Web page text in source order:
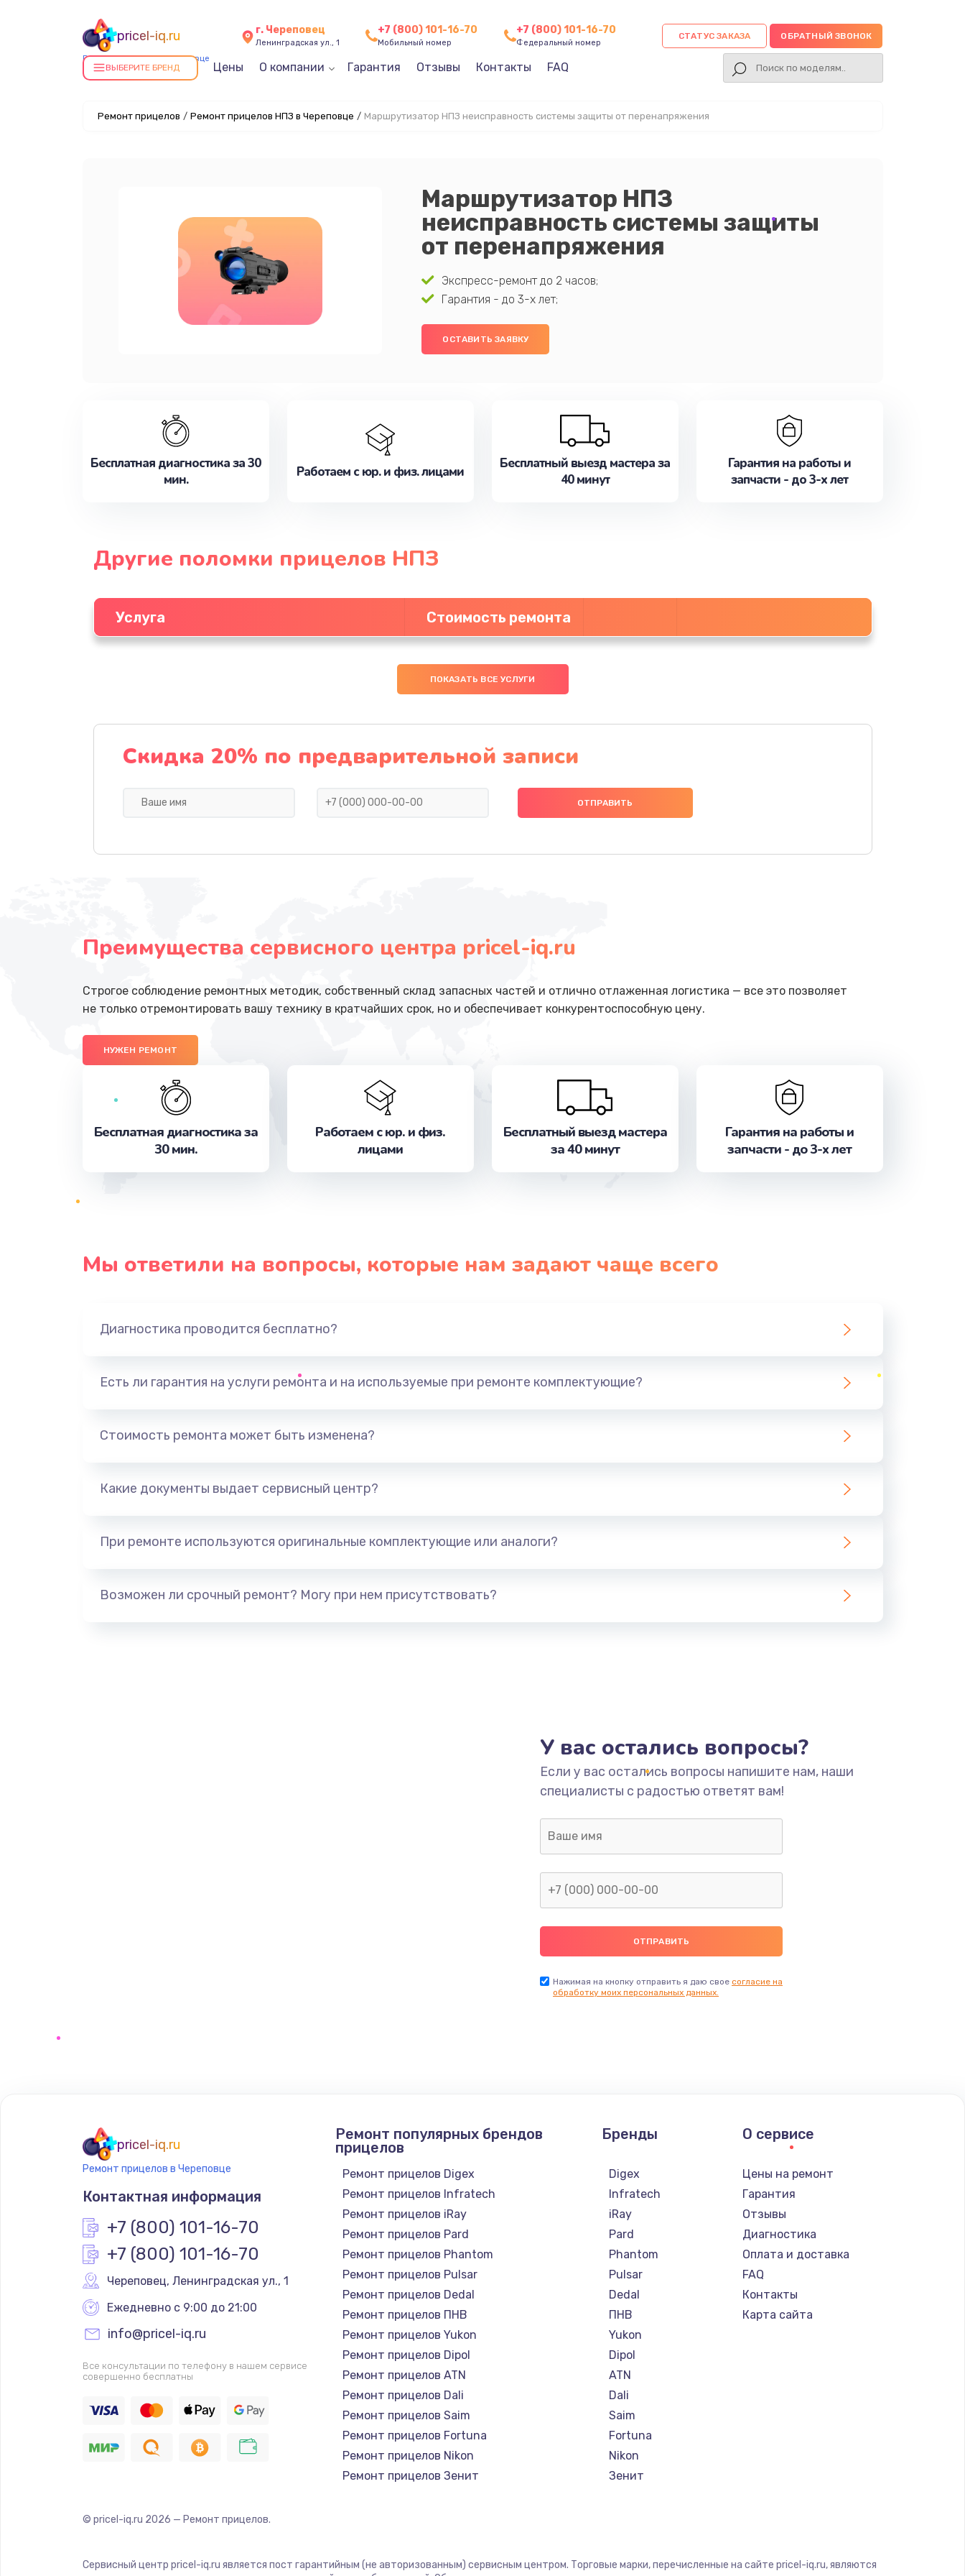
pricel-iq.ru
Ремонт прицелов в Череповце
г. Череповец
Ленинградская ул., 1
+7 (800) 101-16-70
Мобильный номер
+7 (800) 101-16-70
Федеральный номер
СТАТУС ЗАКАЗА ОБРАТНЫЙ ЗВОНОК
ВЫБЕРИТЕ БРЕНД Цены О компании Гарантия Отзывы Контакты FAQ
Ремонт прицелов / Ремонт прицелов НПЗ в Череповце / Маршрутизатор НПЗ неисправность системы защиты от перенапряжения
Маршрутизатор НПЗ
неисправность системы защиты
от перенапряжения
Экспресс-ремонт до 2 часов;
Гарантия - до 3-х лет;
ОСТАВИТЬ ЗАЯВКУ
Бесплатная диагностика за 30
мин.
Работаем с юр. и физ. лицами
Бесплатный выезд мастера за
40 минут
Гарантия на работы и
запчасти - до 3-х лет
Другие поломки прицелов НПЗ
Услуга Стоимость ремонта
ПОКАЗАТЬ ВСЕ УСЛУГИ
Скидка 20% по предварительной записи
Преимущества сервисного центра pricel-iq.ru
Строгое соблюдение ремонтных методик, собственный склад запасных частей и отлично отлаженная логистика — все это позволяет
не только отремонтировать вашу технику в кратчайших срок, но и обеспечивает конкурентоспособную цену.
НУЖЕН РЕМОНТ
Бесплатная диагностика за
30 мин.
Работаем с юр. и физ.
лицами
Бесплатный выезд мастера
за 40 минут
Гарантия на работы и
запчасти - до 3-х лет
Мы ответили на вопросы, которые нам задают чаще всего
Диагностика проводится бесплатно?
Есть ли гарантия на услуги ремонта и на используемые при ремонте комплектующие?
Стоимость ремонта может быть изменена?
Какие документы выдает сервисный центр?
При ремонте используются оригинальные комплектующие или аналоги?
Возможен ли срочный ремонт? Могу при нем присутствовать?
У вас остались вопросы?
Если у вас остались вопросы напишите нам, наши
специалисты с радостью ответят вам!
Нажимая на кнопку отправить я даю свое согласие на
обработку моих персональных данных.
pricel-iq.ru
Ремонт прицелов в Череповце
Контактная информация
+7 (800) 101-16-70
+7 (800) 101-16-70
Череповец, Ленинградская ул., 1
Ежедневно с 9:00 до 21:00
info@pricel-iq.ru
Все консультации по телефону в нашем сервисе
совершенно бесплатны
Ремонт популярных брендов
прицелов
Ремонт прицелов Digex
Ремонт прицелов Infratech
Ремонт прицелов iRay
Ремонт прицелов Pard
Ремонт прицелов Phantom
Ремонт прицелов Pulsar
Ремонт прицелов Dedal
Ремонт прицелов ПНВ
Ремонт прицелов Yukon
Ремонт прицелов Dipol
Ремонт прицелов ATN
Ремонт прицелов Dali
Ремонт прицелов Saim
Ремонт прицелов Fortuna
Ремонт прицелов Nikon
Ремонт прицелов Зенит
Бренды
Digex
Infratech
iRay
Pard
Phantom
Pulsar
Dedal
ПНВ
Yukon
Dipol
ATN
Dali
Saim
Fortuna
Nikon
Зенит
О сервисе
Цены на ремонт
Гарантия
Отзывы
Диагностика
Оплата и доставка
FAQ
Контакты
Карта сайта
© pricel-iq.ru 2026 — Ремонт прицелов.
Сервисный центр pricel-iq.ru является пост гарантийным (не авторизованным) сервисным центром. Торговые марки, перечисленные на сайте pricel-iq.ru, являются